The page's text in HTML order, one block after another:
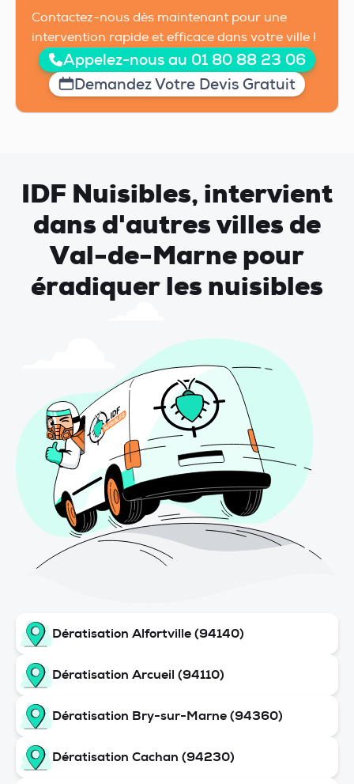
Contactez-nous dès maintenant pour une
intervention rapide et efficace dans votre ville !
Appelez-nous au 01 80 88 23 06
Demandez Votre Devis Gratuit
IDF Nuisibles, intervient
dans d'autres villes de
Val-de-Marne pour
éradiquer les nuisibles
Dératisation Alfortville (94140)
Dératisation Arcueil (94110)
Dératisation Bry-sur-Marne (94360)
Dératisation Cachan (94230)